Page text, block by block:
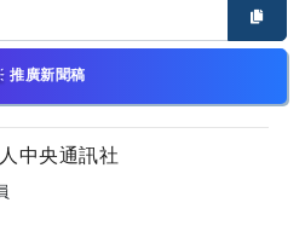
推廣新聞稿
中央通訊社